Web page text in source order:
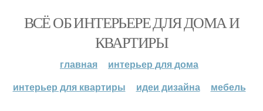
ВСЁ ОБ ИНТЕРЬЕРЕ ДЛЯ ДОМА И
КВАРТИРЫ
главная
интерьер для дома
интерьер для квартиры
идеи дизайна мебель